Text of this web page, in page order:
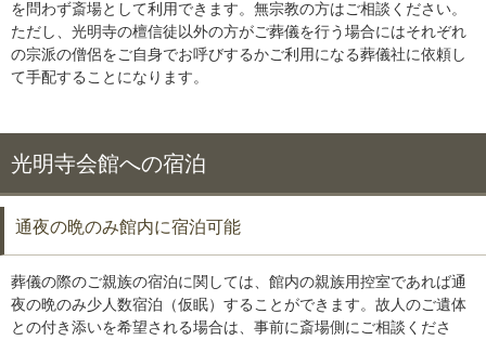
を問わず斎場として利用できます。無宗教の方はご相談ください。
ただし、光明寺の檀信徒以外の方がご葬儀を行う場合にはそれぞれ
の宗派の僧侶をご自身でお呼びするかご利用になる葬儀社に依頼し
て手配することになります。
光明寺会館への宿泊
通夜の晩のみ館内に宿泊可能
葬儀の際のご親族の宿泊に関しては、館内の親族用控室であれば通
夜の晩のみ少人数宿泊（仮眠）することができます。故人のご遺体
との付き添いを希望される場合は、事前に斎場側にご相談くださ